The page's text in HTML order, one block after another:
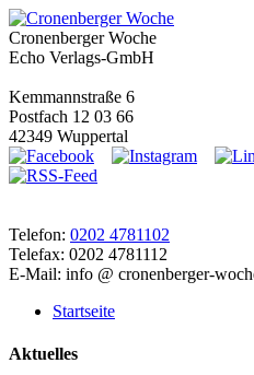
Cronenberger Woche
Echo Verlags-GmbH
Kemmannstraße 6
Postfach 12 03 66
42349 Wuppertal
Telefon: 0202 4781102
Telefax: 0202 4781112
E-Mail: info @ cronenberger-
Startseite
Aktuelles